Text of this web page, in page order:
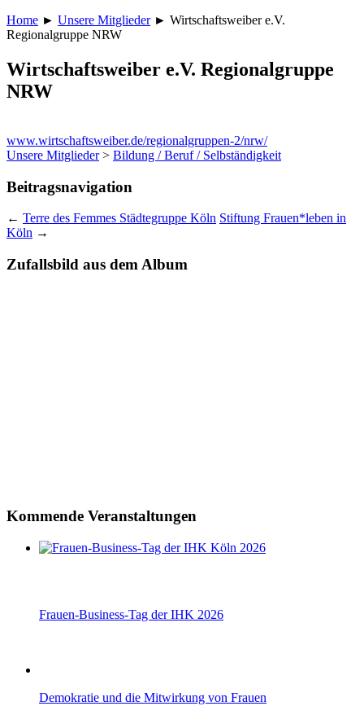
Home ► Unsere Mitglieder► Wirtschaftsweiber e.V.
Regionalgruppe NRW
Wirtschaftsweiber e.V. Regionalgruppe
NRW
www.wirtschaftsweiber.de/regionalgruppen-2/nrw/
Unsere Mitglieder> Bildung / Beruf / Selbständigkeit
Beitragsnavigation
← Terre des Femmes Städtegruppe Köln Stiftung Frauen*leben in
Köln →
Zufallsbild aus dem Album
Kommende Veranstaltungen
Frauen-Business-Tag der IHK 2026
Demokratie und die Mitwirkung von Frauen